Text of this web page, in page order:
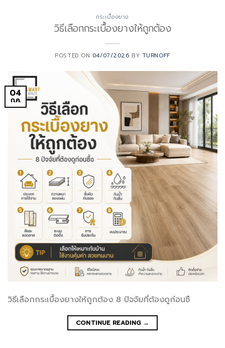
กระเบื้องยาง
วิธีเลือกกระเบื้องยางให้ถูกต้อง
POSTED ON 04/07/2026 BY TURNOFF
04
ก.ค.
วิธีเลือกกระเบื้องยางให้ถูกต้อง 8 ปัจจัยที่ต้องดูก่อนซื
CONTINUE READING →